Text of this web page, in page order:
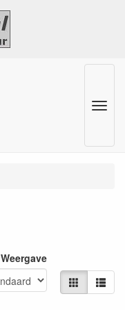
Menu
Weergave